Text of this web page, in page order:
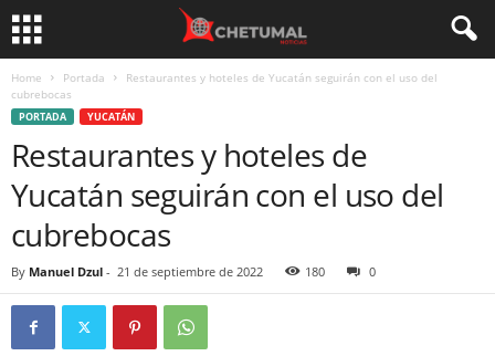
Home Portada
Restaurantes y hoteles de Yucatán seguirán con el uso del
cubrebocas
PORTADA YUCATÁN
Restaurantes y hoteles de
Yucatán seguirán con el uso del
cubrebocas
By Manuel Dzul - 21 de septiembre de 2022 180 0